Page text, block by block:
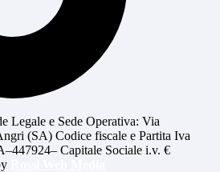
Legale e Sede Operativa: Via
(SA) Codice fiscale e Partita Iva
Capitale Sociale i.v. €